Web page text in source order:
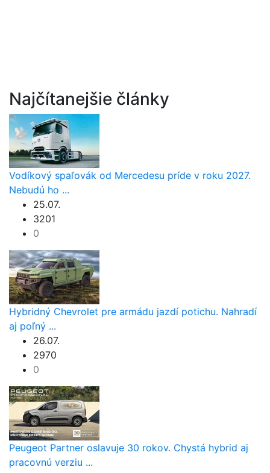
Najčítanejšie články
Vodíkový spaľovák od Mercedesu príde v roku 2027.
Nebudú ho ...
25.07.
3201
0
Hybridný Chevrolet pre armádu jazdí potichu. Nahradí
aj poľný ...
26.07.
2970
0
Peugeot Partner oslavuje 30 rokov. Chystá hybrid aj
pracovnú verziu ...